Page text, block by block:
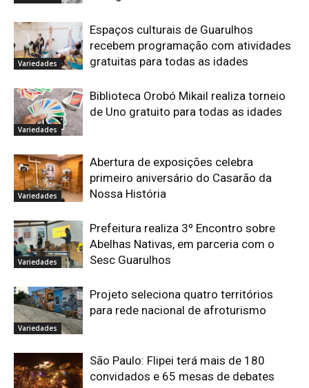
Variedades
Espaços culturais de Guarulhos
recebem programação com atividades
gratuitas para todas as idades
Variedades
Biblioteca Orobó Mikail realiza torneio
de Uno gratuito para todas as idades
Variedades
Abertura de exposições celebra
primeiro aniversário do Casarão da
Nossa História
Variedades
Prefeitura realiza 3º Encontro sobre
Abelhas Nativas, em parceria com o
Sesc Guarulhos
Variedades
Projeto seleciona quatro territórios
para rede nacional de afroturismo
São Paulo: Flipei terá mais de 180
convidados e 65 mesas de debates